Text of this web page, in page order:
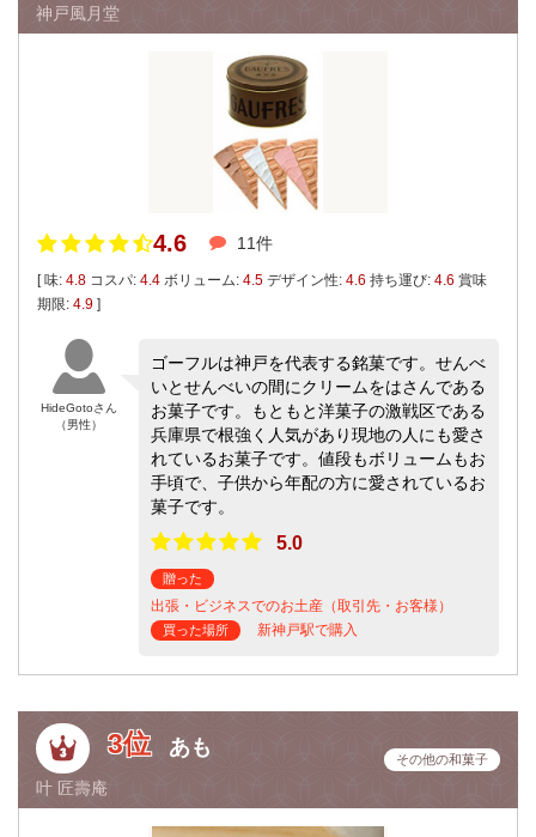
神戸風月堂
4.6 11件
[ 味: 4.8 コスパ: 4.4 ボリューム: 4.5 デザイン性: 4.6 持ち運び: 4.6 賞味
期限: 4.9 ]
HideGotoさん
（男性）
ゴーフルは神戸を代表する銘菓です。せんべ
いとせんべいの間にクリームをはさんである
お菓子です。もともと洋菓子の激戦区である
兵庫県で根強く人気があり現地の人にも愛さ
れているお菓子です。値段もボリュームもお
手頃で、子供から年配の方に愛されているお
菓子です。
5.0
贈った
出張・ビジネスでのお土産（取引先・お客様）
買った場所 新神戸駅で購入
3位 あも
叶 匠壽庵
その他の和菓子